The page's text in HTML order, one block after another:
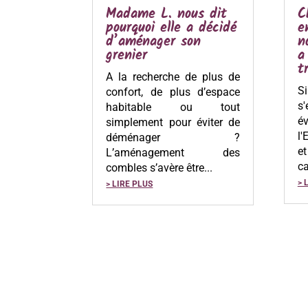
Madame L. nous dit
pourquoi elle a décidé
d’aménager son
grenier
A la recherche de plus de
confort, de plus d’espace
habitable ou tout
simplement pour éviter de
déménager ?
L’aménagement des
combles s’avère être...
> LIRE PLUS >